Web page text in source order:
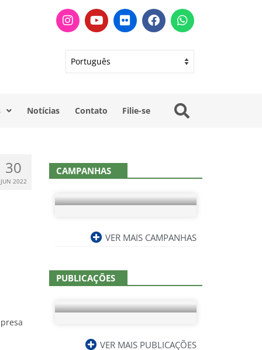
Notícias Contato Filie-se
30
JUN 2022
CAMPANHAS
VER MAIS CAMPANHAS
PUBLICAÇÕES
VER MAIS PUBLICAÇÕES